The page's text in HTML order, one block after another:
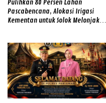
Pulihkan 80 Persen Lahan
Pascabencana, Alokasi Irigasi
Kementan untuk Solok Melonjak